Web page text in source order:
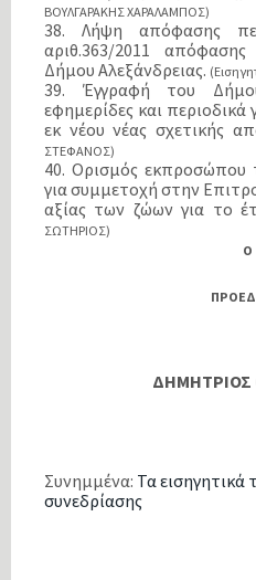
ΒΟΥΛΓΑΡΑΚΗΣ ΧΑΡΑΛΑΜΠΟΣ)
38. Λήψη απόφασης
αριθ.363/2011
Δήμου Αλεξάνδρειας.
39. Έγγραφή του
εφημερίδες και περιοδικά
εκ νέου νέας σχετικής
ΣΤΕΦΑΝΟΣ)
40. Ορισμός εκπροσώπου
για συμμετοχή στην
αξίας των ζώων για το
ΣΩΤΗΡΙΟΣ)
Ο
ΔΗΜΗΤΡΙΟΣ
Συνημμένα: Τα
συνεδρίασης